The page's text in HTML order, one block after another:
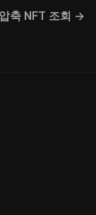
압축 NFT 조회 →